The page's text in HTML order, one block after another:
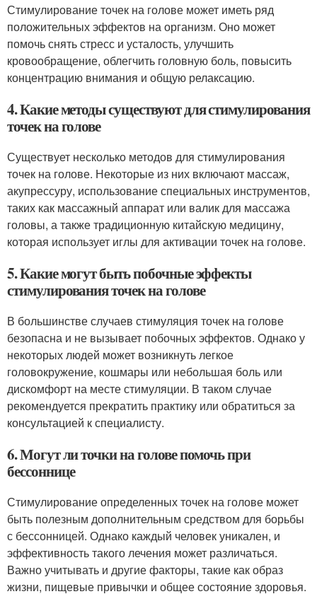
Стимулирование точек на голове может иметь ряд
положительных эффектов на организм. Оно может
помочь снять стресс и усталость, улучшить
кровообращение, облегчить головную боль, повысить
концентрацию внимания и общую релаксацию.
4. Какие методы существуют для стимулирования
точек на голове
Существует несколько методов для стимулирования
точек на голове. Некоторые из них включают массаж,
акупрессуру, использование специальных инструментов,
таких как массажный аппарат или валик для массажа
головы, а также традиционную китайскую медицину,
которая использует иглы для активации точек на голове.
5. Какие могут быть побочные эффекты
стимулирования точек на голове
В большинстве случаев стимуляция точек на голове
безопасна и не вызывает побочных эффектов. Однако у
некоторых людей может возникнуть легкое
головокружение, кошмары или небольшая боль или
дискомфорт на месте стимуляции. В таком случае
рекомендуется прекратить практику или обратиться за
консультацией к специалисту.
6. Могут ли точки на голове помочь при
бессоннице
Стимулирование определенных точек на голове может
быть полезным дополнительным средством для борьбы
с бессонницей. Однако каждый человек уникален, и
эффективность такого лечения может различаться.
Важно учитывать и другие факторы, такие как образ
жизни, пищевые привычки и общее состояние здоровья.